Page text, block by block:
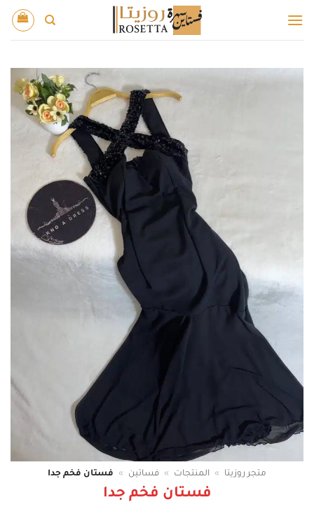
للمحتوى
متجر روزيتا » المنتجات » فساتين » فستان فخم جدا
فستان فخم جدا